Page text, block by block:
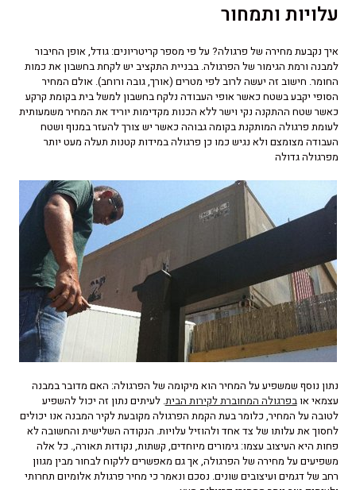
עלויות ותמחור
איך נקבעת מחירה של פרגולה? על פי מספר קריטריונים: גודל, אופן החיבור
למבנה ורמת הגימור של הפרגולה. בבניית התקציב יש לקחת בחשבון את כמות
החומר. חישוב זה יעשה לרוב לפי מטרים (אורך, גובה ורוחב). אולם המחיר
הסופי יקבע בשטח כאשר אופי העבודה נלקח בחשבון למשל בית בקומת קרקע
כאשר שטח ההתקנה נקי וישר ללא הכנות מקדימות יוריד את המחיר משמעותית
לעומת פרגולה המותקנת בקומה גבוהה כאשר יש צורך להעזר במנוף ושטח
העבודה מצומצם ולא נגיש כמו כן פרגולה במידות קטנות תעלה מעט יותר
מפרגולה גדולה
נתון נוסף שמשפיע על המחיר הוא מיקומה של הפרגולה: האם מדובר במבנה
עצמאי אובפרגולה המחוברת לקירות הבית. לעיתים נתון זה יכול להשפיע
לטובה על המחיר, כלומר בעת הקמת הפרגולה מקובעת לקיר המבנה אנו יכולים
לחסוך את עלותו של צד אחד ולהוזיל עלויות. הנקודה השלישית והחשובה לא
פחות היא העיצוב עצמו: גימורים מיוחדים, קשתות, נקודות תאורה,. כל אלה
משפיעים על מחירה של הפרגולה, אך גם מאפשרים ללקוח לבחור מבין מגוון
רחב של דגמים ועיצובים שונים. נסכם ונאמר כי מחיר פרגולת אלומיום תחרותי